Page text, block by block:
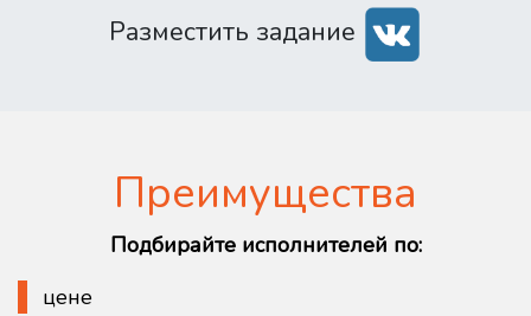
Разместить задание
Преимущества
Подбирайте исполнителей по:
цене